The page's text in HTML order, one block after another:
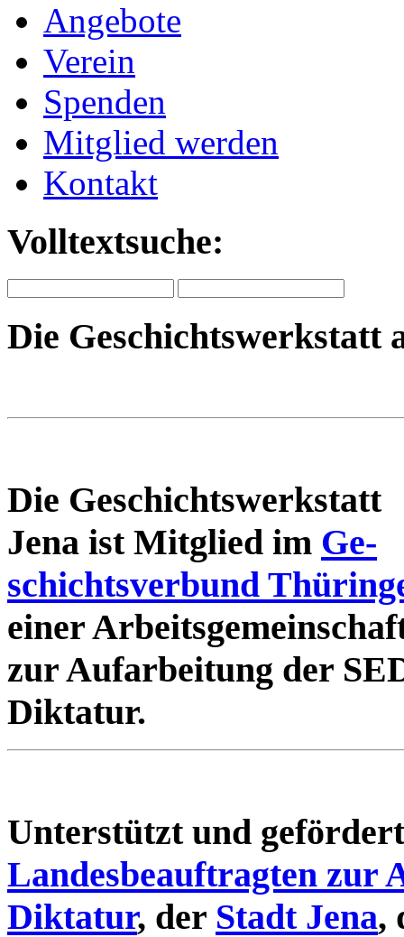
Angebote
Verein
Spenden
Mitglied werden
Kontakt
Volltextsuche:
Die Geschichtswerkstatt
Die Geschichtswerkstatt
Jena ist Mitglied im Ge-
schichtsverbund
einer
zur Aufarbeitung der
Diktatur.
Unterstützt und
Landesbeauftragten zur
Diktatur, der Stadt Jena,